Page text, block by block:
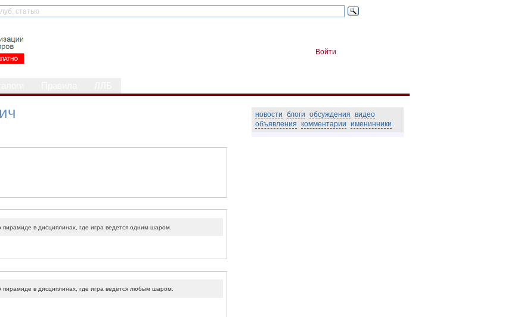
Войти
пирамиде в дисциплинах, где игра ведется одним шаром.
пирамиде в дисциплинах, где игра ведется любым шаром.
новости блоги обсуждения видео
объявления комментарии именинники